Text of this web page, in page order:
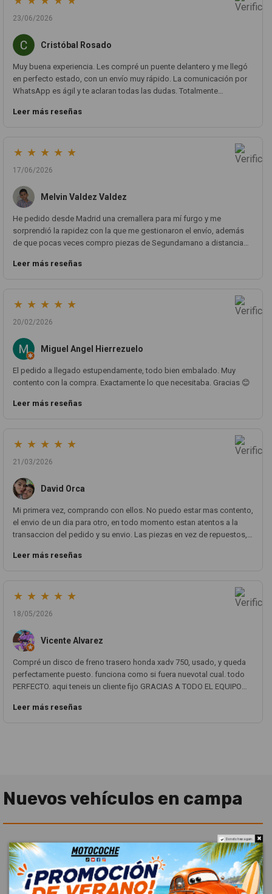
23/06/2026
Cristóbal Rosado
Muy buena experiencia. Les compré un puente delantero y me llegó
en perfecto estado, con un envío muy rápido. La comunicación por
WhatsApp es ágil y te aclaran todas las dudas. Totalmente
Leer más reseñas
★ ★ ★ ★ ★
17/06/2026
Melvin Valdez Valdez
He pedido desde Madrid una cremallera para mí furgo y me
sorprendió la rapidez con la que me gestionaron el envío, además
de que pocas veces compro piezas de Segundamano a distancia
desperfectos que no se aprecian por fotos. Al final todo perfecto, la
Leer más reseñas
★ ★ ★ ★ ★
20/02/2026
Miguel Angel Hierrezuelo
El pedido a llegado estupendamente, todo bien embalado. Muy
contento con la compra. Exactamente lo que necesitaba. Gracias 😊
Leer más reseñas
★ ★ ★ ★ ★
21/03/2026
David Orca
Mi primera vez, comprando con ellos. No puedo estar mas contento,
el envio de un dia para otro, en todo momento estan atentos a la
transaccion del pedido y su envio. Las piezas en vez de repuestos,
Leer más reseñas
★ ★ ★ ★ ★
18/05/2026
Vicente Alvarez
Compré un disco de freno trasero honda xadv 750, usado, y queda
perfectamente puesto. funciona como si fuera nuevotal cual. todo
PERFECTO. aqui teneis un cliente fijo GRACIAS A TODO EL EQUIPO
Leer más reseñas
Nuevos vehículos en campa
Novedad Novedad
Do not show again.